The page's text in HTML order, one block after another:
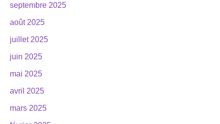
septembre 2025
août 2025
juillet 2025
juin 2025
mai 2025
avril 2025
mars 2025